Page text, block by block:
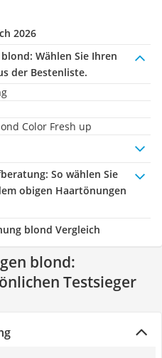
2026
Wählen Sie Ihren
der Bestenliste.
Color Fresh up
: So wählen Sie
obigen Haartönungen
blond Vergleich
blond:
Testsieger